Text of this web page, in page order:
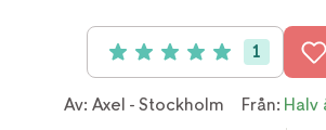
Betyg: 5 av 5 (1 röster)
1
Av: Axel - Stockholm Från: Halv